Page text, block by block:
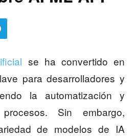
se ha convertido en
para desarrolladores y
la automatización y
Sin embargo,
de modelos de IA